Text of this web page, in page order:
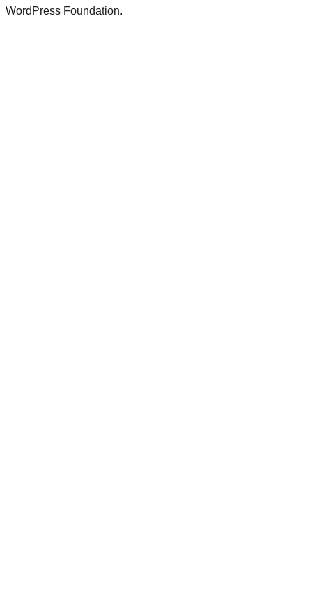
WordPress Foundation.